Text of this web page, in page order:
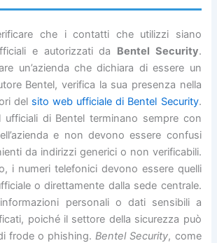
che i contatti che utilizzi siano
e autorizzati da Bentel Security.
un’azienda che dichiara di essere un
Bentel, verifica la sua presenza nella
del sito web ufficiale di Bentel Security.
ufficiali di Bentel terminano sempre con
e non devono essere confusi
da indirizzi generici o non verificabili.
i numeri telefonici devono essere quelli
o direttamente dalla sede centrale.
personali o dati sensibili a
poiché il settore della sicurezza può
frode o phishing.Bentel Security, come